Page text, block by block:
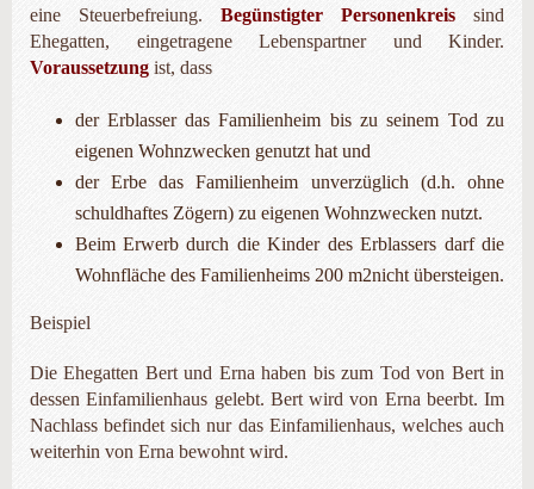
eine Steuerbefreiung. Begünstigter Personenkreis sind
Ehegatten, eingetragene Lebenspartner und Kinder.
Voraussetzung ist, dass
der Erblasser das Familienheim bis zu seinem Tod zu
eigenen Wohnzwecken genutzt hat und
der Erbe das Familienheim unverzüglich (d.h. ohne
schuldhaftes Zögern) zu eigenen Wohnzwecken nutzt.
Beim Erwerb durch die Kinder des Erblassers darf die
Wohnfläche des Familienheims 200 m2nicht übersteigen.
Beispiel
Die Ehegatten Bert und Erna haben bis zum Tod von Bert in
dessen Einfamilienhaus gelebt. Bert wird von Erna beerbt. Im
Nachlass befindet sich nur das Einfamilienhaus, welches auch
weiterhin von Erna bewohnt wird.